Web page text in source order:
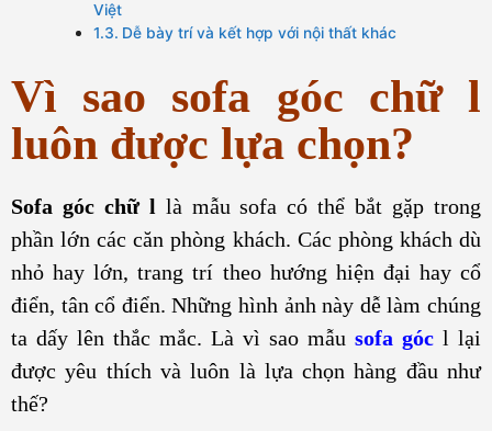
Việt
Dễ bày trí và kết hợp với nội thất khác
Vì sao sofa góc chữ l
luôn được lựa chọn?
Sofa góc chữ l là mẫu sofa có thể bắt gặp trong
phần lớn các căn phòng khách. Các phòng khách dù
nhỏ hay lớn, trang trí theo hướng hiện đại hay cổ
điển, tân cổ điển. Những hình ảnh này dễ làm chúng
ta dấy lên thắc mắc. Là vì sao mẫu sofa góc l lại
được yêu thích và luôn là lựa chọn hàng đầu như
thế?